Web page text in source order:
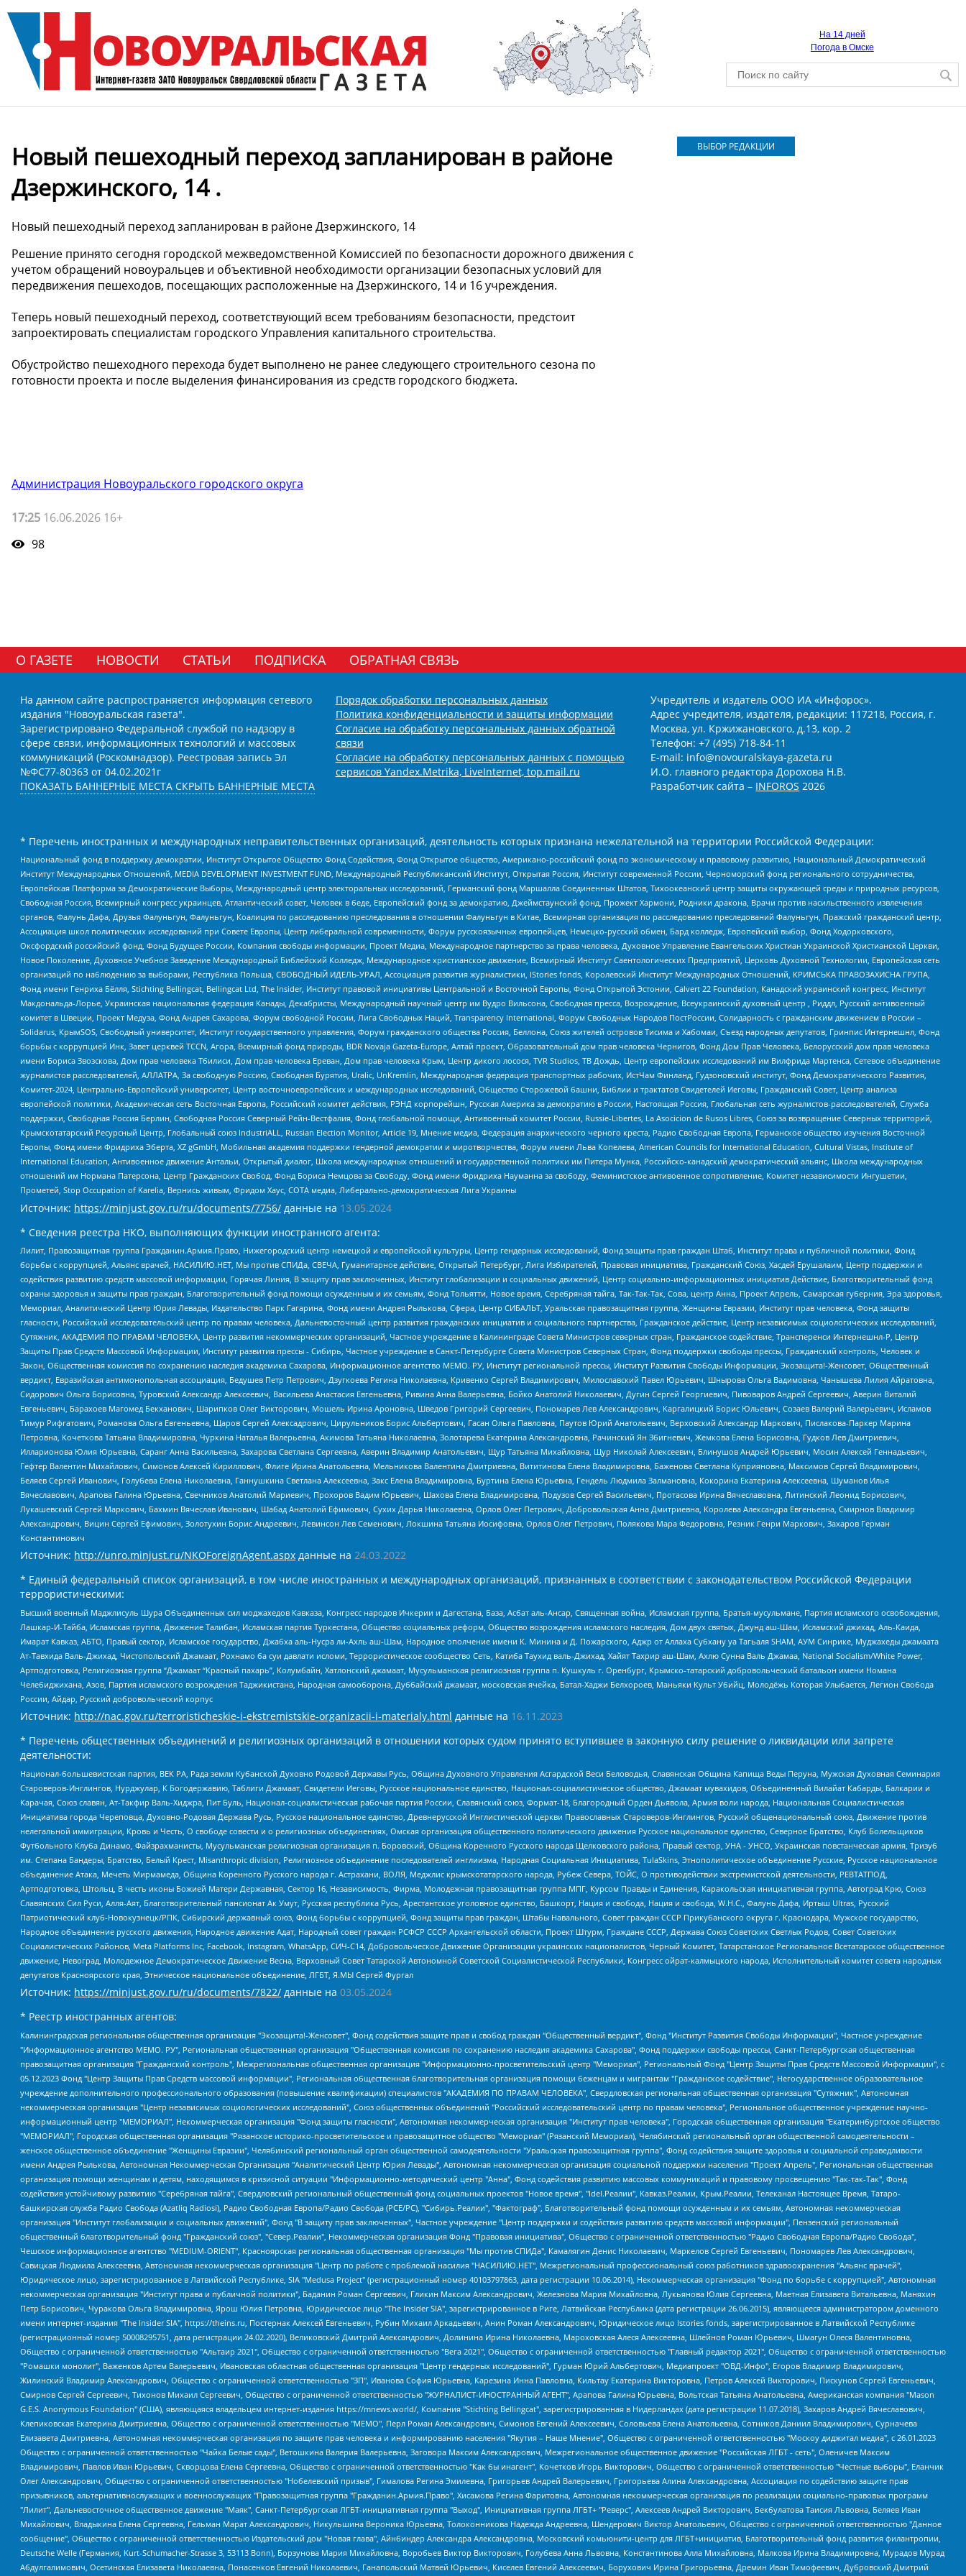
На 14 дней
Погода в Омске
Новый пешеходный переход запланирован в районе
Дзержинского, 14 .
Новый пешеходный переход запланирован в районе Дзержинского, 14
Решение принято сегодня городской межведомственной Комиссией по безопасности дорожного движения с
учетом обращений новоуральцев и объективной необходимости организации безопасных условий для
передвижения пешеходов, посещающих расположенные на Дзержинского, 14 и 16 учреждения.
Теперь новый пешеходный переход, соответствующий всем требованиям безопасности, предстоит
запроектировать специалистам городского Управления капитального строительства.
Обустройство пешеходного перехода будет выполнено не ранее следующего строительного сезона по
готовности проекта и после выделения финансирования из средств городского бюджета.
Администрация Новоуральского городского округа
17:25 16.06.2026 16+
98
ВЫБОР РЕДАКЦИИ
О ГАЗЕТЕ НОВОСТИ СТАТЬИ ПОДПИСКА ОБРАТНАЯ СВЯЗЬ
На данном сайте распространяется информация сетевого
издания "Новоуральская газета".
Зарегистрировано Федеральной службой по надзору в
сфере связи, информационных технологий и массовых
коммуникаций (Роскомнадзор). Реестровая запись Эл
№ФС77-80363 от 04.02.2021г
ПОКАЗАТЬ БАННЕРНЫЕ МЕСТА СКРЫТЬ БАННЕРНЫЕ МЕСТА
Порядок обработки персональных данных
Политика конфиденциальности и защиты информации
Согласие на обработку персональных данных обратной
связи
Согласие на обработку персональных данных с помощью
сервисов Yandex.Metrika, LiveInternet, top.mail.ru
Учредитель и издатель ООО ИА «Инфорос».
Адрес учредителя, издателя, редакции: 117218, Россия, г.
Москва, ул. Кржижановского, д.13, кор. 2
Телефон: +7 (495) 718-84-11
E-mail: info@novouralskaya-gazeta.ru
И.О. главного редактора Дорохова Н.В.
Разработчик сайта – INFOROS 2026
* Перечень иностранных и международных неправительственных организаций, деятельность которых признана нежелательной на территории Российской Федерации:
Национальный фонд в поддержку демократии, Институт Открытое Общество Фонд Содействия, Фонд Открытое общество, Американо-российский фонд по экономическому и правовому развитию, Национальный Демократический
Институт Международных Отношений, MEDIA DEVELOPMENT INVESTMENT FUND, Международный Республиканский Институт, Открытая Россия, Институт современной России, Черноморский фонд регионального сотрудничества,
Европейская Платформа за Демократические Выборы, Международный центр электоральных исследований, Германский фонд Маршалла Соединенных Штатов, Тихоокеанский центр защиты окружающей среды и природных ресурсов,
Свободная Россия, Всемирный конгресс украинцев, Атлантический совет, Человек в беде, Европейский фонд за демократию, Джеймстаунский фонд, Прожект Хармони, Родники дракона, Врачи против насильственного извлечения
органов, Фалунь Дафа, Друзья Фалуньгун, Фалуньгун, Коалиция по расследованию преследования в отношении Фалуньгун в Китае, Всемирная организация по расследованию преследований Фалуньгун, Пражский гражданский центр,
Ассоциация школ политических исследований при Совете Европы, Центр либеральной современности, Форум русскоязычных европейцев, Немецко-русский обмен, Бард колледж, Европейский выбор, Фонд Ходорковского,
Оксфордский российский фонд, Фонд Будущее России, Компания свободы информации, Проект Медиа, Международное партнерство за права человека, Духовное Управление Евангельских Христиан Украинской Христианской Церкви,
Новое Поколение, Духовное Учебное Заведение Международный Библейский Колледж, Международное христианское движение, Всемирный Институт Саентологических Предприятий, Церковь Духовной Технологии, Европейская сеть
организаций по наблюдению за выборами, Республика Польша, СВОБОДНЫЙ ИДЕЛЬ-УРАЛ, Ассоциация развития журналистики, IStories fonds, Королевский Институт Международных Отношений, КРИМСЬКА ПРАВОЗАХИСНА ГРУПА,
Фонд имени Генриха Бёлля, Stichting Bellingcat, Bellingcat Ltd, The Insider, Институт правовой инициативы Центральной и Восточной Европы, Фонд Открытой Эстонии, Calvert 22 Foundation, Канадский украинский конгресс, Институт
Макдональда-Лорье, Украинская национальная федерация Канады, Декабристы, Международный научный центр им Вудро Вильсона, Свободная пресса, Возрождение, Всеукраинский духовный центр , Риддл, Русский антивоенный
комитет в Швеции, Проект Медуза, Фонд Андрея Сахарова, Форум свободной России, Лига Свободных Наций, Transparеncy International, Форум Свободных Народов ПостРоссии, Солидарность с гражданским движением в России –
Solidarus, КрымSOS, Свободный университет, Институт государственного управления, Форум гражданского общества Россия, Беллона, Союз жителей островов Тисима и Хабомаи, Съезд народных депутатов, Гринпис Интернешнл, Фонд
борьбы с коррупцией Инк, Завет церквей TCCN, Агора, Всемирный фонд природы, BDR Novaja Gazeta-Europe, Алтай проект, Образовательный дом прав человека Чернигов, Фонд Дом Прав Человека, Белорусский дом прав человека
имени Бориса Звозскова, Дом прав человека Тбилиси, Дом прав человека Ереван, Дом прав человека Крым, Центр дикого лосося, TVR Studios, ТВ Дождь, Центр европейских исследований им Вилфрида Мартенса, Сетевое объединение
журналистов расследователей, АЛЛАТРА, За свободную Россию, Свободная Бурятия, Uralic, UnKremlin, Международная федерация транспортных рабочих, ИстЧам Финланд, Гудзоновский институт, Фонд Демократического Развития,
Комитет-2024, Центрально-Европейский университет, Центр восточноевропейских и международных исследований, Общество Сторожевой башни, Библии и трактатов Свидетелей Иеговы, Гражданский Совет, Центр анализа
европейской политики, Академическая сеть Восточная Европа, Российский комитет действия, РЭНД корпорейшн, Русская Америка за демократию в России, Настоящая Россия, Глобальная сеть журналистов-расследователей, Служба
поддержки, Свободная Россия Берлин, Свободная Россия Северный Рейн-Вестфалия, Фонд глобальной помощи, Антивоенный комитет России, Russie-Libertes, La Asocicion de Rusos Libres, Союз за возвращение Северных территорий,
Крымскотатарский Ресурсный Центр, Глобальный союз IndustriALL, Russian Election Monitor, Article 19, Мнение медиа, Федерация анархического черного креста, Радио Свободная Европа, Германское общество изучения Восточной
Европы, Фонд имени Фридриха Эберта, XZ gGmbH, Мобильная академия поддержки гендерной демократии и миротворчества, Форум имени Льва Копелева, American Councils for International Education, Cultural Vistas, Institute of
International Education, Антивоенное движение Антальи, Открытый диалог, Школа международных отношений и государственной политики им Питера Мунка, Российско-канадский демократический альянс, Школа международных
отношений им Нормана Патерсона, Центр Гражданских Свобод, Фонд Бориса Немцова за Свободу, Фонд имени Фридриха Науманна за свободу, Феминистское антивоенное сопротивление, Комитет независимости Ингушетии,
Прометей, Stop Occupation of Karelia, Вернись живым, Фридом Хаус, СОТА медиа, Либерально-демократическая Лига Украины
Источник: https://minjust.gov.ru/ru/documents/7756/ данные на 13.05.2024
* Сведения реестра НКО, выполняющих функции иностранного агента:
Лилит, Правозащитная группа Гражданин.Армия.Право, Нижегородский центр немецкой и европейской культуры, Центр гендерных исследований, Фонд защиты прав граждан Штаб, Институт права и публичной политики, Фонд
борьбы с коррупцией, Альянс врачей, НАСИЛИЮ.НЕТ, Мы против СПИДа, СВЕЧА, Гуманитарное действие, Открытый Петербург, Лига Избирателей, Правовая инициатива, Гражданский Союз, Хасдей Ерушалаим, Центр поддержки и
содействия развитию средств массовой информации, Горячая Линия, В защиту прав заключенных, Институт глобализации и социальных движений, Центр социально-информационных инициатив Действие, Благотворительный фонд
охраны здоровья и защиты прав граждан, Благотворительный фонд помощи осужденным и их семьям, Фонд Тольятти, Новое время, Серебряная тайга, Так-Так-Так, Сова, центр Анна, Проект Апрель, Самарская губерния, Эра здоровья,
Мемориал, Аналитический Центр Юрия Левады, Издательство Парк Гагарина, Фонд имени Андрея Рылькова, Сфера, Центр СИБАЛЬТ, Уральская правозащитная группа, Женщины Евразии, Институт прав человека, Фонд защиты
гласности, Российский исследовательский центр по правам человека, Дальневосточный центр развития гражданских инициатив и социального партнерства, Гражданское действие, Центр независимых социологических исследований,
Сутяжник, АКАДЕМИЯ ПО ПРАВАМ ЧЕЛОВЕКА, Центр развития некоммерческих организаций, Частное учреждение в Калининграде Совета Министров северных стран, Гражданское содействие, Трансперенси Интернешнл-Р, Центр
Защиты Прав Средств Массовой Информации, Институт развития прессы - Сибирь, Частное учреждение в Санкт-Петербурге Совета Министров Северных Стран, Фонд поддержки свободы прессы, Гражданский контроль, Человек и
Закон, Общественная комиссия по сохранению наследия академика Сахарова, Информационное агентство МЕМО. РУ, Институт региональной прессы, Институт Развития Свободы Информации, Экозащита!-Женсовет, Общественный
вердикт, Евразийская антимонопольная ассоциация, Бедушев Петр Петрович, Дзугкоева Регина Николаевна, Кривенко Сергей Владимирович, Милославский Павел Юрьевич, Шнырова Ольга Вадимовна, Чанышева Лилия Айратовна,
Сидорович Ольга Борисовна, Туровский Александр Алексеевич, Васильева Анастасия Евгеньевна, Ривина Анна Валерьевна, Бойко Анатолий Николаевич, Дугин Сергей Георгиевич, Пивоваров Андрей Сергеевич, Аверин Виталий
Евгеньевич, Барахоев Магомед Бекханович, Шарипков Олег Викторович, Мошель Ирина Ароновна, Шведов Григорий Сергеевич, Пономарев Лев Александрович, Каргалицкий Борис Юльевич, Созаев Валерий Валерьевич, Исламов
Тимур Рифгатович, Романова Ольга Евгеньевна, Щаров Сергей Алексадрович, Цирульников Борис Альбертович, Гасан Ольга Павловна, Паутов Юрий Анатольевич, Верховский Александр Маркович, Пислакова-Паркер Марина
Петровна, Кочеткова Татьяна Владимировна, Чуркина Наталья Валерьевна, Акимова Татьяна Николаевна, Золотарева Екатерина Александровна, Рачинский Ян Збигневич, Жемкова Елена Борисовна, Гудков Лев Дмитриевич,
Илларионова Юлия Юрьевна, Саранг Анна Васильевна, Захарова Светлана Сергеевна, Аверин Владимир Анатольевич, Щур Татьяна Михайловна, Щур Николай Алексеевич, Блинушов Андрей Юрьевич, Мосин Алексей Геннадьевич,
Гефтер Валентин Михайлович, Симонов Алексей Кириллович, Флиге Ирина Анатольевна, Мельникова Валентина Дмитриевна, Вититинова Елена Владимировна, Баженова Светлана Куприяновна, Максимов Сергей Владимирович,
Беляев Сергей Иванович, Голубева Елена Николаевна, Ганнушкина Светлана Алексеевна, Закс Елена Владимировна, Буртина Елена Юрьевна, Гендель Людмила Залмановна, Кокорина Екатерина Алексеевна, Шуманов Илья
Вячеславович, Арапова Галина Юрьевна, Свечников Анатолий Мариевич, Прохоров Вадим Юрьевич, Шахова Елена Владимировна, Подузов Сергей Васильевич, Протасова Ирина Вячеславовна, Литинский Леонид Борисович,
Лукашевский Сергей Маркович, Бахмин Вячеслав Иванович, Шабад Анатолий Ефимович, Сухих Дарья Николаевна, Орлов Олег Петрович, Добровольская Анна Дмитриевна, Королева Александра Евгеньевна, Смирнов Владимир
Александрович, Вицин Сергей Ефимович, Золотухин Борис Андреевич, Левинсон Лев Семенович, Локшина Татьяна Иосифовна, Орлов Олег Петрович, Полякова Мара Федоровна, Резник Генри Маркович, Захаров Герман
Константинович
Источник: http://unro.minjust.ru/NKOForeignAgent.aspx данные на 24.03.2022
* Единый федеральный список организаций, в том числе иностранных и международных организаций, признанных в соответствии с законодательством Российской Федерации
террористическими:
Высший военный Маджлисуль Шура Объединенных сил моджахедов Кавказа, Конгресс народов Ичкерии и Дагестана, База, Асбат аль-Ансар, Священная война, Исламская группа, Братья-мусульмане, Партия исламского освобождения,
Лашкар-И-Тайба, Исламская группа, Движение Талибан, Исламская партия Туркестана, Общество социальных реформ, Общество возрождения исламского наследия, Дом двух святых, Джунд аш-Шам, Исламский джихад, Аль-Каида,
Имарат Кавказ, АБТО, Правый сектор, Исламское государство, Джабха аль-Нусра ли-Ахль аш-Шам, Народное ополчение имени К. Минина и Д. Пожарского, Аджр от Аллаха Субхану уа Тагьаля SHAM, АУМ Синрике, Муджахеды джамаата
Ат-Тавхида Валь-Джихад, Чистопольский Джамаат, Рохнамо ба суи давлати исломи, Террористическое сообщество Сеть, Катиба Таухид валь-Джихад, Хайят Тахрир аш-Шам, Ахлю Сунна Валь Джамаа, National Socialism/White Power,
Артподготовка, Религиозная группа “Джамаат “Красный пахарь”, Колумбайн, Хатлонский джамаат, Мусульманская религиозная группа п. Кушкуль г. Оренбург, Крымско-татарский добровольческий батальон имени Номана
Челебиджихана, Азов, Партия исламского возрождения Таджикистана, Народная самооборона, Дуббайский джамаат, московская ячейка, Батал-Хаджи Белхороев, Маньяки Культ Убийц, Молодёжь Которая Улыбается, Легион Свобода
России, Айдар, Русский добровольческий корпус
Источник: http://nac.gov.ru/terroristicheskie-i-ekstremistskie-organizacii-i-materialy.html данные на 16.11.2023
* Перечень общественных объединений и религиозных организаций в отношении которых судом принято вступившее в законную силу решение о ликвидации или запрете
деятельности:
Национал-большевистская партия, ВЕК РА, Рада земли Кубанской Духовно Родовой Державы Русь, Община Духовного Управления Асгардской Веси Беловодья, Славянская Община Капища Веды Перуна, Мужская Духовная Семинария
Староверов-Инглингов, Нурджулар, К Богодержавию, Таблиги Джамаат, Свидетели Иеговы, Русское национальное единство, Национал-социалистическое общество, Джамаат мувахидов, Объединенный Вилайат Кабарды, Балкарии и
Карачая, Союз славян, Ат-Такфир Валь-Хиджра, Пит Буль, Национал-социалистическая рабочая партия России, Славянский союз, Формат-18, Благородный Орден Дьявола, Армия воли народа, Национальная Социалистическая
Инициатива города Череповца, Духовно-Родовая Держава Русь, Русское национальное единство, Древнерусской Инглистической церкви Православных Староверов-Инглингов, Русский общенациональный союз, Движение против
нелегальной иммиграции, Кровь и Честь, О свободе совести и о религиозных объединениях, Омская организация общественного политического движения Русское национальное единство, Северное Братство, Клуб Болельщиков
Футбольного Клуба Динамо, Файзрахманисты, Мусульманская религиозная организация п. Боровский, Община Коренного Русского народа Щелковского района, Правый сектор, УНА - УНСО, Украинская повстанческая армия, Тризуб
им. Степана Бандеры, Братство, Белый Крест, Misanthropic division, Религиозное объединение последователей инглиизма, Народная Социальная Инициатива, TulaSkins, Этнополитическое объединение Русские, Русское национальное
объединение Атака, Мечеть Мирмамеда, Община Коренного Русского народа г. Астрахани, ВОЛЯ, Меджлис крымскотатарского народа, Рубеж Севера, ТОЙС, О противодействии экстремистской деятельности, РЕВТАТПОД,
Артподготовка, Штольц, В честь иконы Божией Матери Державная, Сектор 16, Независимость, Фирма, Молодежная правозащитная группа МПГ, Курсом Правды и Единения, Каракольская инициативная группа, Автоград Крю, Союз
Славянских Сил Руси, Алля-Аят, Благотворительный пансионат Ак Умут, Русская республика Русь, Арестантское уголовное единство, Башкорт, Нация и свобода, Нация и свобода, W.H.С., Фалунь Дафа, Иртыш Ultras, Русский
Патриотический клуб-Новокузнецк/РПК, Сибирский державный союз, Фонд борьбы с коррупцией, Фонд защиты прав граждан, Штабы Навального, Совет граждан СССР Прикубанского округа г. Краснодара, Мужское государство,
Народное объединение русского движения, Народное движение Адат, Народный совет граждан РСФСР СССР Архангельской области, Проект Штурм, Граждане СССР, Держава Союз Советских Светлых Родов, Совет Советских
Социалистических Районов, Meta Platforms Inc, Facebook, Instagram, WhatsApp, СИЧ-С14, Добровольческое Движение Организации украинских националистов, Черный Комитет, Татарстанское Региональное Всетатарское общественное
движение, Невоград, Молодежное Демократическое Движение Весна, Верховный Совет Татарской Автономной Советской Социалистической Республики, Конгресс ойрат-калмыцкого народа, Исполнительный комитет совета народных
депутатов Красноярского края, Этническое национальное объединение, ЛГБТ, Я.МЫ Сергей Фургал
Источник: https://minjust.gov.ru/ru/documents/7822/ данные на 03.05.2024
* Реестр иностранных агентов:
Калининградская региональная общественная организация "Экозащита!-Женсовет", Фонд содействия защите прав и свобод граждан "Общественный вердикт", Фонд "Институт Развития Свободы Информации", Частное учреждение "Информационное агентство МЕМО. РУ", Региональная общественная организация "Общественная комиссия по сохранению наследия академика Сахарова", Фонд поддержки свободы прессы, Санкт-Петербургская общественная правозащитная организация "Гражданский контроль", Межрегиональная общественная организация "Информационно-просветительский центр "Мемориал", Региональный Фонд "Центр Защиты Прав Средств Массовой Информации", с 05.12.2023 Фонд "Центр Защиты Прав Средств массовой информации", Региональная общественная благотворительная организация помощи беженцам и мигрантам "Гражданское содействие", Негосударственное образовательное учреждение дополнительного профессионального образования (повышение квалификации) специалистов "АКАДЕМИЯ ПО ПРАВАМ ЧЕЛОВЕКА", Свердловская региональная общественная организация "Сутяжник", Автономная некоммерческая организация "Центр независимых социологических исследований", Союз общественных объединений "Российский исследовательский центр по правам человека", Региональное общественное учреждение научно-информационный центр "МЕМОРИАЛ", Некоммерческая организация "Фонд защиты гласности", Автономная некоммерческая организация "Институт прав человека", Городская общественная организация "Екатеринбургское общество "МЕМОРИАЛ", Городская общественная организация "Рязанское историко-просветительское и правозащитное общество "Мемориал" (Рязанский Мемориал), Челябинский региональный орган общественной самодеятельности – женское общественное объединение "Женщины Евразии", Челябинский региональный орган общественной самодеятельности "Уральская правозащитная группа", Фонд содействия защите здоровья и социальной справедливости имени Андрея Рылькова, Автономная Некоммерческая Организация "Аналитический Центр Юрия Левады", Автономная некоммерческая организация социальной поддержки населения "Проект Апрель", Региональная общественная организация помощи женщинам и детям, находящимся в кризисной ситуации "Информационно-методический центр "Анна", Фонд содействия развитию массовых коммуникаций и правовому просвещению "Так-так-Так", Фонд содействия устойчивому развитию "Серебряная тайга", Свердловский региональный общественный фонд социальных проектов "Новое время", "Idel.Реалии", Кавказ.Реалии, Крым.Реалии, Телеканал Настоящее Время, Татаро-башкирская служба Радио Свобода (Azatliq Radiosi), Радио Свободная Европа/Радио Свобода (PCE/PC), "Сибирь.Реалии", "Фактограф", Благотворительный фонд помощи осужденным и их семьям, Автономная некоммерческая организация "Институт глобализации и социальных движений", Фонд "В защиту прав заключенных", Частное учреждение "Центр поддержки и содействия развитию средств массовой информации", Пензенский региональный общественный благотворительный фонд "Гражданский союз", "Север.Реалии", Некоммерческая организация Фонд "Правовая инициатива", Общество с ограниченной ответственностью "Радио Свободная Европа/Радио Свобода", Чешское информационное агентство "MEDIUM-ORIENT", Красноярская региональная общественная организация "Мы против СПИДа", Камалягин Денис Николаевич, Маркелов Сергей Евгеньевич, Пономарев Лев Александрович, Савицкая Людмила Алексеевна, Автономная некоммерческая организация "Центр по работе с проблемой насилия "НАСИЛИЮ.НЕТ", Межрегиональный профессиональный союз работников здравоохранения "Альянс врачей", Юридическое лицо, зарегистрированное в Латвийской Республике, SIA "Medusa Project" (регистрационный номер 40103797863, дата регистрации 10.06.2014), Некоммерческая организация "Фонд по борьбе с коррупцией", Автономная некоммерческая организация "Институт права и публичной политики", Баданин Роман Сергеевич, Гликин Максим Александрович, Железнова Мария Михайловна, Лукьянова Юлия Сергеевна, Маетная Елизавета Витальевна, Маняхин Петр Борисович, Чуракова Ольга Владимировна, Ярош Юлия Петровна, Юридическое лицо "The Insider SIA", зарегистрированное в Риге, Латвийская Республика (дата регистрации 26.06.2015), являющееся администратором доменного имени интернет-издания "The Insider SIA", https://theins.ru, Постернак Алексей Евгеньевич, Рубин Михаил Аркадьевич, Анин Роман Александрович, Юридическое лицо Istories fonds, зарегистрированное в Латвийской Республике (регистрационный номер 50008295751, дата регистрации 24.02.2020), Великовский Дмитрий Александрович, Долинина Ирина Николаевна, Мароховская Алеся Алексеевна, Шлейнов Роман Юрьевич, Шмагун Олеся Валентиновна, Общество с ограниченной ответственностью "Альтаир 2021", Общество с ограниченной ответственностью "Вега 2021", Общество с ограниченной ответственностью "Главный редактор 2021", Общество с ограниченной ответственностью "Ромашки монолит", Важенков Артем Валерьевич, Ивановская областная общественная организация "Центр гендерных исследований", Гурман Юрий Альбертович, Медиапроект "ОВД-Инфо", Егоров Владимир Владимирович, Жилинский Владимир Александрович, Общество с ограниченной ответственностью "ЗП", Иванова София Юрьевна, Карезина Инна Павловна, Кильтау Екатерина Викторовна, Петров Алексей Викторович, Пискунов Сергей Евгеньевич, Смирнов Сергей Сергеевич, Тихонов Михаил Сергеевич, Общество с ограниченной ответственностью "ЖУРНАЛИСТ-ИНОСТРАННЫЙ АГЕНТ", Арапова Галина Юрьевна, Вольтская Татьяна Анатольевна, Американская компания "Mason G.E.S. Anonymous Foundation" (США), являющаяся владельцем интернет-издания https://mnews.world/, Компания "Stichting Bellingcat", зарегистрированная в Нидерландах (дата регистрации 11.07.2018), Захаров Андрей Вячеславович, Клепиковская Екатерина Дмитриевна, Общество с ограниченной ответственностью "МЕМО", Перл Роман Александрович, Симонов Евгений Алексеевич, Соловьева Елена Анатольевна, Сотников Даниил Владимирович, Сурначева Елизавета Дмитриевна, Автономная некоммерческая организация по защите прав человека и информированию населения "Якутия – Наше Мнение", Общество с ограниченной ответственностью "Москоу диджитал медиа", с 26.01.2023 Общество с ограниченной ответственностью "Чайка Белые сады", Ветошкина Валерия Валерьевна, Заговора Максим Александрович, Межрегиональное общественное движение "Российская ЛГБТ - сеть", Оленичев Максим Владимирович, Павлов Иван Юрьевич, Скворцова Елена Сергеевна, Общество с ограниченной ответственностью "Как бы инагент", Кочетков Игорь Викторович, Общество с ограниченной ответственностью "Честные выборы", Еланчик Олег Александрович, Общество с ограниченной ответственностью "Нобелевский призыв", Гималова Регина Эмилевна, Григорьев Андрей Валерьевич, Григорьева Алина Александровна, Ассоциация по содействию защите прав призывников, альтернативнослужащих и военнослужащих "Правозащитная группа "Гражданин.Армия.Право", Хисамова Регина Фаритовна, Автономная некоммерческая организация по реализации социально-правовых программ "Лилит", Дальневосточное общественное движение "Маяк", Санкт-Петербургская ЛГБТ-инициативная группа "Выход", Инициативная группа ЛГБТ+ "Реверс", Алексеев Андрей Викторович, Бекбулатова Таисия Львовна, Беляев Иван Михайлович, Владыкина Елена Сергеевна, Гельман Марат Александрович, Никульшина Вероника Юрьевна, Толоконникова Надежда Андреевна, Шендерович Виктор Анатольевич, Общество с ограниченной ответственностью "Данное сообщение", Общество с ограниченной ответственностью Издательский дом "Новая глава", Айнбиндер Александра Александровна, Московский комьюнити-центр для ЛГБТ+инициатив, Благотворительный фонд развития филантропии, Deutsche Welle (Германия, Kurt-Schumacher-Strasse 3, 53113 Bonn), Борзунова Мария Михайловна, Воробьев Виктор Викторович, Голубева Анна Львовна, Константинова Алла Михайловна, Малкова Ирина Владимировна, Мурадов Мурад Абдулгалимович, Осетинская Елизавета Николаевна, Понасенков Евгений Николаевич, Ганапольский Матвей Юрьевич, Киселев Евгений Алексеевич, Борухович Ирина Григорьевна, Дремин Иван Тимофеевич, Дубровский Дмитрий Викторович, Красноярская региональная общественная организация поддержки и развития альтернативных образовательных технологий и межкультурных коммуникаций "ИНТЕРРА", Маяковская Екатерина Алексеевна, Фейгин Марк Захарович, Филимонов Андрей Викторович, Дзугкоева Регина Николаевна, Доброхотов Роман Александрович, Дудь Юрий Александрович, Елкин Сергей Владимирович, Кругликов Кирилл Игоревич, Сабунаева Мария Леонидовна, Семенов Алексей Владимирович, Шаинян Карен Багратович, Шульман Екатерина Михайловна, Асафьев Артур Валерьевич, Вахштайн Виктор Семенович, Венедиктов Алексей Алексеевич, Лушникова Екатерина Евгеньевна, Волков Леонид Михайлович, Невзоров Александр Глебович, Пархоменко Сергей Борисович, Сироткин Ярослав Николаевич, Кара-Мурза Владимир Владимирович, Баранова Наталья Владимировна, Гозман Леонид Яковлевич, Кагарлицкий Борис Юльевич, Климарев Михаил Валерьевич, Милов Владимир Станиславович, Автономная некоммерческая организация Краснодарский центр современного искусства "Типография", Моргенштерн Алишер Тагирович, Соболь Любовь Эдуардовна, Общество с ограниченной ответственностью "ЛИЗА НОРМ", Каспаров Гарри Кимович, Ходорковский Михаил Борисович, Общество с ограниченной ответственностью "Апрельские тезисы", Данилович Ирина Брониславовна, Кашин Олег Владимирович, Петров Николай Владимирович, Пивоваров Алексей Владимирович, Соколов Михаил Владимирович, Цветкова Юлия Владимировна, Чичваркин Евгений Александрович, Комитет против пыток/Команда против пыток, Общество с ограниченной ответственностью "Первый научный", Общество с ограниченной ответственностью "Вертолет и ко", Белоцерковская Вероника Борисовна, Кац Максим Евгеньевич, Лазарева Татьяна Юрьевна, Шаведдинов Руслан Табризович, Яшин Илья Валерьевич, Общество с ограниченной ответственностью "Иноагент ААВ", Алешковский Дмитрий Петрович, Альбац Евгения Марковна, Быков Дмитрий Львович, Галямина Юлия Евгеньевна, Лойко Сергей Леонидович, Мартынов Кирилл Константинович, Медведев Сергей Александрович, Крашенинников Федор Геннадиевич, Гордеева Катерина Вл